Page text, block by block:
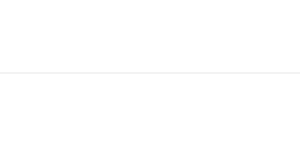
per gli studi sulla sicurezza dell'IIfri, dove lavora
previsione delle capacità di armamento e